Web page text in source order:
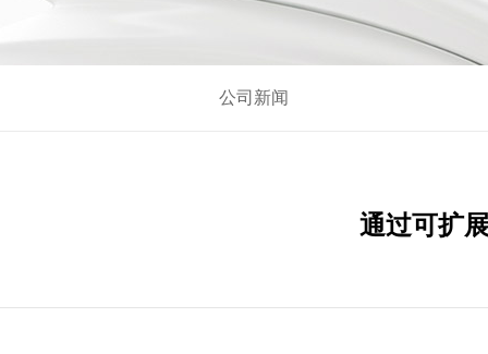
公司新闻
通过可扩